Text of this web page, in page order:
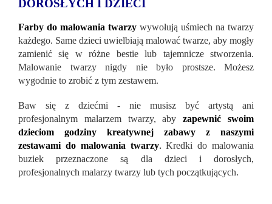
DOROSŁYCH I DZIECI
Farby do malowania twarzy wywołują uśmiech na twarzy
każdego. Same dzieci uwielbiają malować twarze, aby mogły
zamienić się w różne bestie lub tajemnicze stworzenia.
Malowanie twarzy nigdy nie było prostsze. Możesz
wygodnie to zrobić z tym zestawem.
Baw się z dziećmi - nie musisz być artystą ani
profesjonalnym malarzem twarzy, abyzapewnić swoim
dzieciom godziny kreatywnej zabawy z naszymi
zestawami do malowania twarzy.Kredki do malowania
buziek przeznaczone są dla dzieci i dorosłych,
profesjonalnych malarzy twarzy lub tych początkujących.